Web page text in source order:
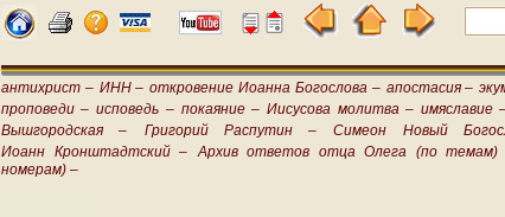
антихрист – ИНН – откровение Иоанна Богослова – апостасия –
проповеди – исповедь – покаяние – Иисусова молитва – имяславие
Вышгородская –
Григорий Распутин – Симеон Новый
Иоанн Кронштадтский –
Архив ответов отца Олега (по темам)
номерам) –